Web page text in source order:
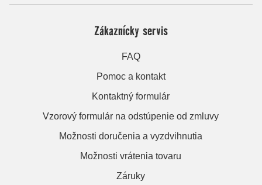
Zákaznícky servis
FAQ
Pomoc a kontakt
Kontaktný formulár
Vzorový formulár na odstúpenie od zmluvy
Možnosti doručenia a vyzdvihnutia
Možnosti vrátenia tovaru
Záruky